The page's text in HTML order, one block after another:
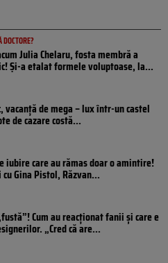
Julia Chelaru, fosta membră a
Și-a etalat formele voluptoase, la...
vacanță de mega – lux într-un castel
de cazare costă...
iubire care au rămas doar o amintire!
Gina Pistol, Răzvan...
Cum au reacționat fanii și care e
„Cred că are...